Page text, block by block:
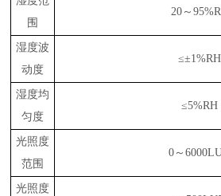
围
20～
湿度波
动度
≤±1%RH
湿度均
匀度
≤5%RH
光照度
范围
0～
光照度